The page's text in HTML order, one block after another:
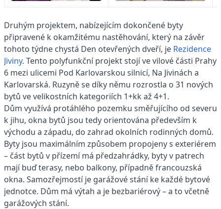
Druhým projektem, nabízejícím dokončené byty
připravené k okamžitému nastěhování, který na závěr
tohoto týdne chystá Den otevřených dveří, je Rezidence
Jiviny. Tento polyfunkční projektstojí ve vilové části Prahy
6 mezi ulicemi Pod Karlovarskou silnicí, Na Jivinách a
Karlovarská. Ruzyně se díky němu rozrostla o 31 nových
bytů ve velikostních kategoriích 1+kk až 4+1.
Dům využívá protáhlého pozemku směřujícího od severu
k jihu, okna bytů jsou tedy orientována především k
východu a západu, do zahrad okolních rodinných domů.
Byty jsou maximálním způsobem propojeny s exteriérem
– část bytů v přízemí má předzahrádky, byty v patrech
mají buď terasy, nebo balkony, případně francouzská
okna. Samozřejmostí je garážové stání ke každé bytové
jednotce. Dům má výtah a je bezbariérový – a to včetně
garážových stání.